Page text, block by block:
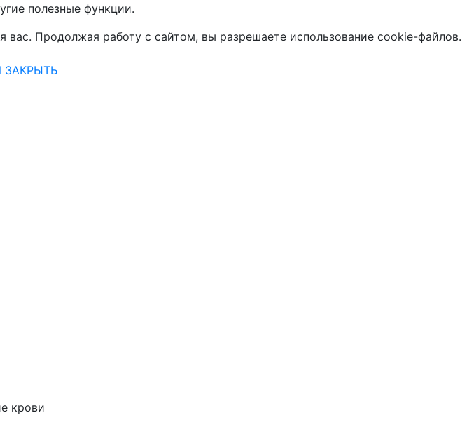
полезные функции.
Продолжая работу с сайтом, вы разрешаете использование cookie-файлов.
ЗАКРЫТЬ
крови